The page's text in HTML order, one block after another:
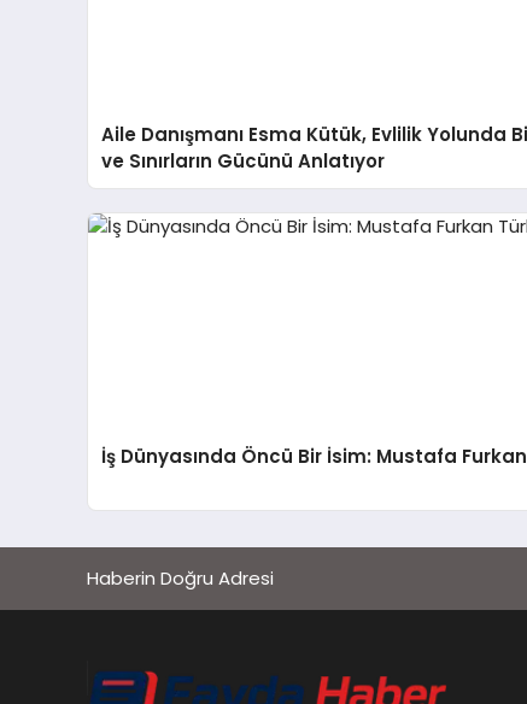
Aile Danışmanı Esma Kütük, Evlilik Yolunda
ve Sınırların Gücünü Anlatıyor
İş Dünyasında Öncü Bir İsim: Mustafa
Haberin Doğru Adresi